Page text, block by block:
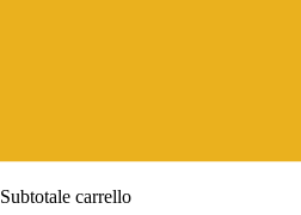
Subtotale carrello